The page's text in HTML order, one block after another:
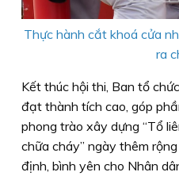
Thực hành cắt khoá cửa
ra
Kết thúc hội thi, Ban tổ
đạt thành tích cao, góp
phong trào xây dựng “Tổ
chữa cháy” ngày thêm
định, bình yên cho Nhân